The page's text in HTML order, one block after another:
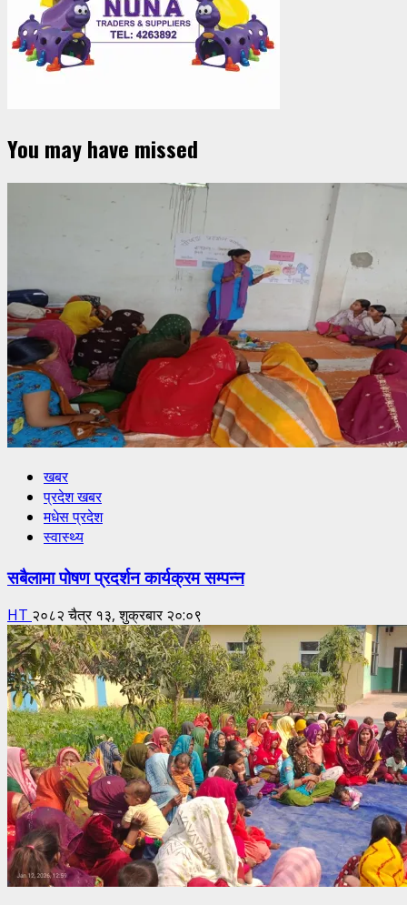
You may have missed
खबर
प्रदेश खबर
मधेस प्रदेश
स्वास्थ्य
सबैलामा पोषण प्रदर्शन कार्यक्रम सम्पन्न
HT २०८२ चैत्र १३, शुक्रबार २०:०९